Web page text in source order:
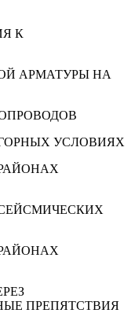
К
АРМАТУРЫ НА
УСЛОВИЯХ
ПРЕПЯТСТВИЯ